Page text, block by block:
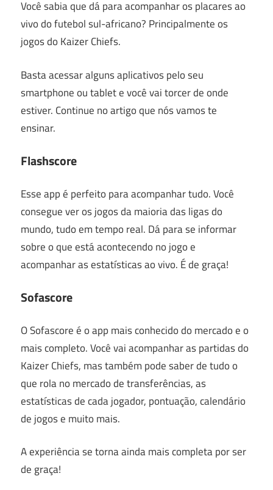
Você sabia que dá para acompanhar os placares ao
vivo do futebol sul-africano? Principalmente os
jogos do Kaizer Chiefs.
Basta acessar alguns aplicativos pelo seu
smartphone ou tablet e você vai torcer de onde
estiver. Continue no artigo que nós vamos te
ensinar.
Flashscore
Esse app é perfeito para acompanhar tudo. Você
consegue ver os jogos da maioria das ligas do
mundo, tudo em tempo real. Dá para se informar
sobre o que está acontecendo no jogo e
acompanhar as estatísticas ao vivo. É de graça!
Sofascore
O Sofascore é o app mais conhecido do mercado e o
mais completo. Você vai acompanhar as partidas do
Kaizer Chiefs, mas também pode saber de tudo o
que rola no mercado de transferências, as
estatísticas de cada jogador, pontuação, calendário
de jogos e muito mais.
A experiência se torna ainda mais completa por ser
de graça!